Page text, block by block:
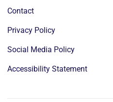
Contact
Privacy Policy
Social Media Policy
Accessibility Statement